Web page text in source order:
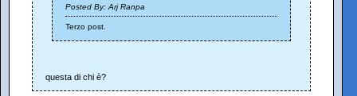
Posted By: Arj Ranpa
Terzo post.
questa di chi è?